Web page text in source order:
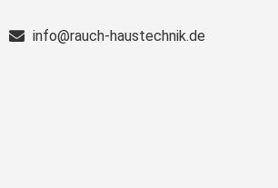
info@rauch-haustechnik.de